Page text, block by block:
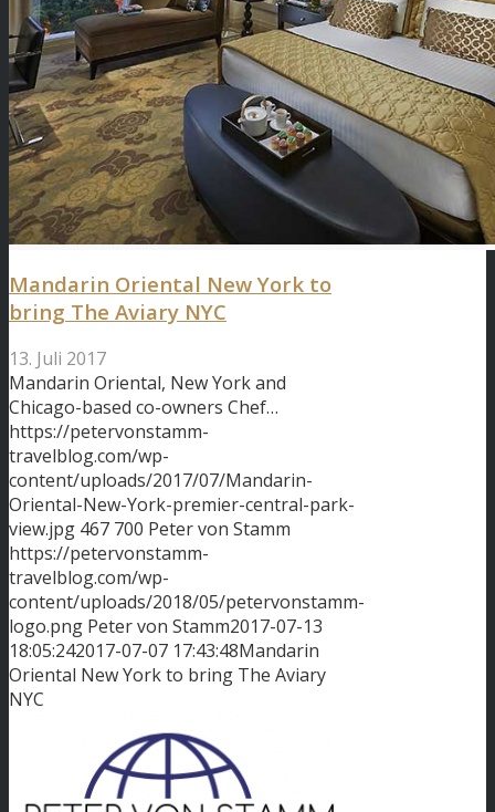
Mandarin Oriental New York to
bring The Aviary NYC
13. Juli 2017
Mandarin Oriental, New York and
Chicago-based co-owners Chef…
https://petervonstamm-
travelblog.com/wp-
content/uploads/2017/07/Mandarin-
Oriental-New-York-premier-central-park-
view.jpg 467 700 Peter von Stamm
https://petervonstamm-
travelblog.com/wp-
content/uploads/2018/05/petervonstamm-
logo.png Peter von Stamm2017-07-13
18:05:242017-07-07 17:43:48Mandarin
Oriental New York to bring The Aviary
NYC